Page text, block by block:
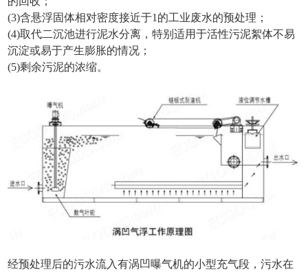
(3)含悬浮固体相对密度接近于1的工业废水的预处理；
(4)取代二沉池进行泥水分离，特别适用于活性污泥絮体不易
沉淀或易于产生膨胀的情况；
(5)剩余污泥的浓缩。
经预处理后的污水流入有涡凹曝气机的小型充气段，污水在